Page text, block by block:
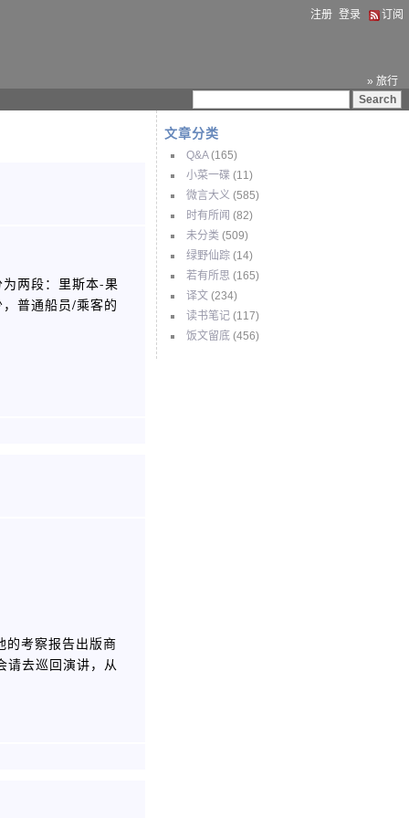
注册 登录 订阅
» 旅行
文章分类
Q&A(165)
小菜一碟 (11)
微言大义 (585)
时有所闻 (82)
未分类 (509)
绿野仙踪 (14)
若有所思 (165)
译文 (234)
读书笔记 (117)
饭文留底 (456)
两段：里斯本-果
普通船员/乘客的
的考察报告出版商
请去巡回演讲，从